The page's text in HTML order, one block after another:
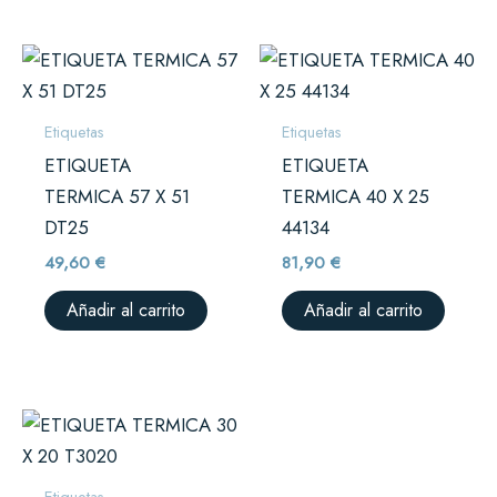
Etiquetas
ETIQUETA
TERMICA 57 X 51
DT25
49,60€
Añadir al carrito
Etiquetas
ETIQUETA
TERMICA 40 X 25
44134
81,90€
Añadir al carrito